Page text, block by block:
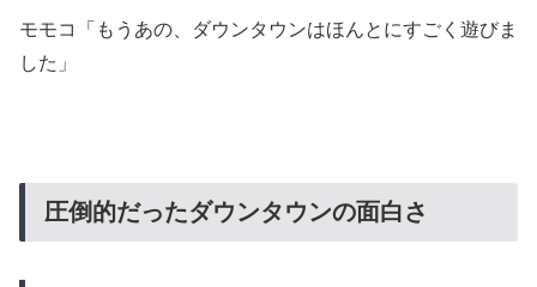
モモコ「もうあの、ダウンタウンはほんとにすごく遊びま
した」
圧倒的だったダウンタウンの面白さ